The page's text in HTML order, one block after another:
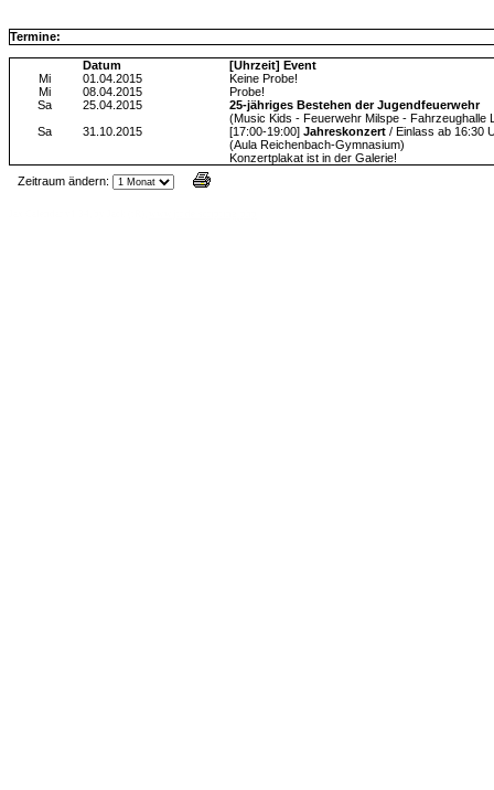
Termine:
Datum
[Uhrzeit] Event
Mi
01.04.2015
Keine Probe!
Mi
08.04.2015
Probe!
Sa
25.04.2015
25-jähriges Bestehen der Jugendfeuerwehr
(Music Kids - Feuerwehr Milspe - Fahrzeughalle
Sa
31.10.2015 [17:00-19:00]Jahreskonzert / Einlass ab 16:30
(Aula Reichenbach-Gymnasium)
Konzertplakat ist in der Galerie!
Zeitraum ändern: